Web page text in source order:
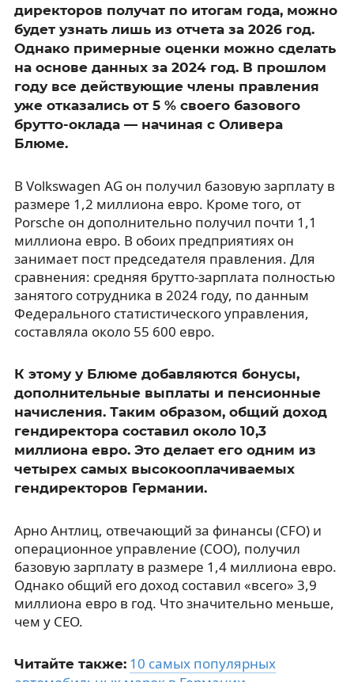
директоров получат по итогам года, можно
будет узнать лишь из отчета за 2026 год.
Однако примерные оценки можно сделать
на основе данных за 2024 год. В прошлом
году все действующие члены правления
уже отказались от 5 % своего базового
брутто-оклада — начиная с Оливера
Блюме.
В Volkswagen AG он получил базовую зарплату в
размере 1,2 миллиона евро. Кроме того, от
Porsche он дополнительно получил почти 1,1
миллиона евро. В обоих предприятиях он
занимает пост председателя правления. Для
сравнения: средняя брутто-зарплата полностью
занятого сотрудника в 2024 году, по данным
Федерального статистического управления,
составляла около 55 600 евро.
К этому у Блюме добавляются бонусы,
дополнительные выплаты и пенсионные
начисления. Таким образом, общий доход
гендиректора составил около 10,3
миллиона евро. Это делает его одним из
четырех самых высокооплачиваемых
гендиректоров Германии.
Арно Антлиц, отвечающий за финансы (CFO) и
операционное управление (COO), получил
базовую зарплату в размере 1,4 миллиона евро.
Однако общий его доход составил «всего» 3,9
миллиона евро в год. Что значительно меньше,
чем у CEO.
Читайте также: 10 самых популярных